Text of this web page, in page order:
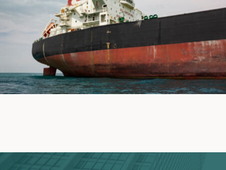
コラム
利用者の声
無料ご相談 ログイン
よくある質問